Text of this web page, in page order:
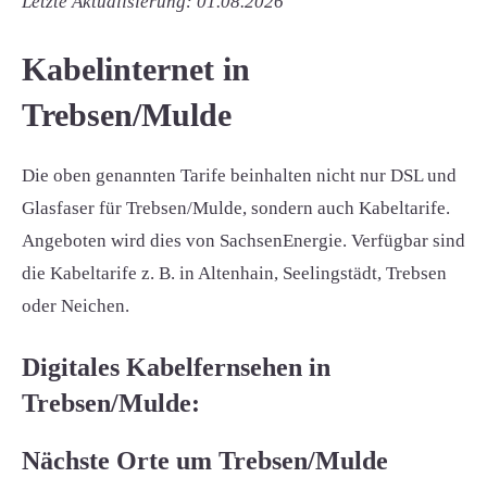
Kabelinternet in
Trebsen/Mulde
Die oben genannten Tarife beinhalten nicht nur DSL und
Glasfaser für Trebsen/Mulde, sondern auch Kabeltarife.
Angeboten wird dies von SachsenEnergie. Verfügbar sind
die Kabeltarife z. B. in Altenhain, Seelingstädt, Trebsen
oder Neichen.
Digitales Kabelfernsehen in
Trebsen/Mulde:
Nächste Orte um Trebsen/Mulde